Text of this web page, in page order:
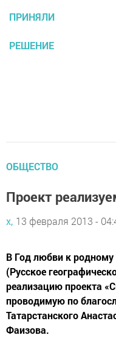
ПРИНЯЛИ
РЕШЕНИЕ
ОБЩЕСТВО
Проект
х, 13 февраля 2013 -
В Год любви к
(Русское
реализацию проекта
проводимую по
Татарстанского
Фаизова.